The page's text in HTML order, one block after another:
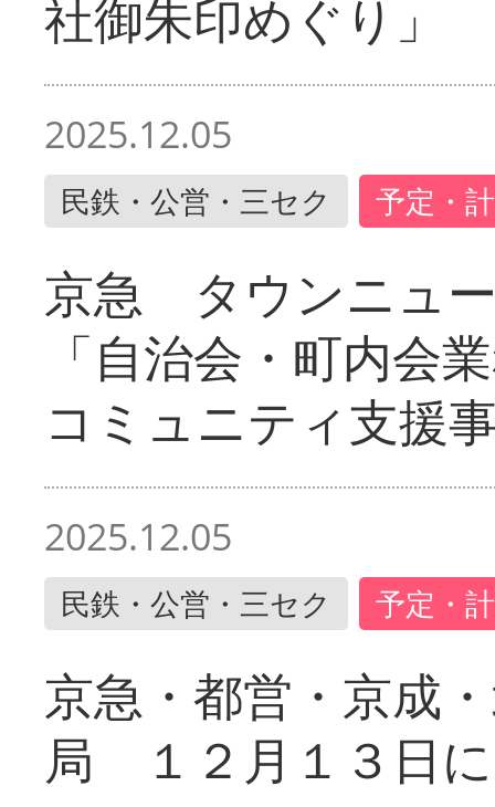
社御朱印めぐり」
2025.12.05
民鉄・公営・三セク 予定・
京急 タウンニュ
「自治会・町内会
コミュニティ支援
2025.12.05
民鉄・公営・三セク 予定・
京急・都営・京成
局 １２月１３日